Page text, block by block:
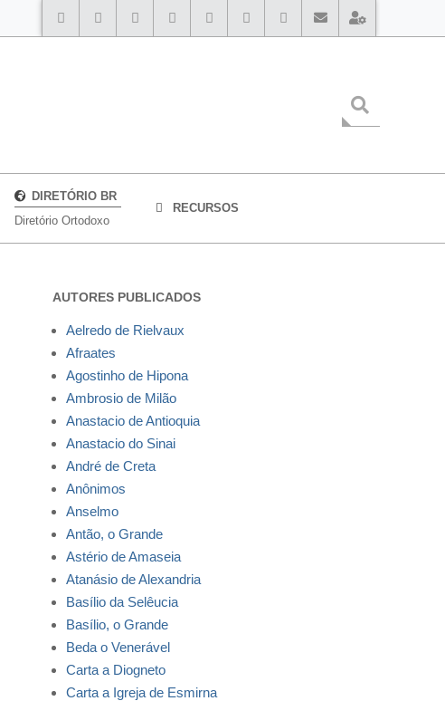
DIRETÓRIO BR
Diretório Ortodoxo
RECURSOS
AUTORES PUBLICADOS
Aelredo de Rielvaux
Afraates
Agostinho de Hipona
Ambrosio de Milão
Anastacio de Antioquia
Anastacio do Sinai
André de Creta
Anônimos
Anselmo
Antão, o Grande
Astério de Amaseia
Atanásio de Alexandria
Basílio da Selêucia
Basílio, o Grande
Beda o Venerável
Carta a Diogneto
Carta a Igreja de Esmirna